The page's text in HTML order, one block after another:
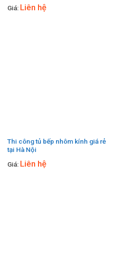
Giá: Liên hệ
Thi công tủ bếp nhôm kính giá rẻ
tại Hà Nội
Giá: Liên hệ